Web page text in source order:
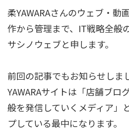
柔YAWARAさんのウェブ・動
作から管理まで、IT戦略全般
サシノウェブと申します。
前回の記事でもお知らせしま
YAWARAサイトは「店舗ブロ
般を発信していくメディア」
プしている最中になります。